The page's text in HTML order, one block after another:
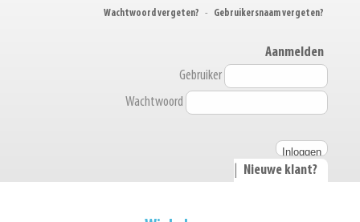
Wachtwoord vergeten? - Gebruikersnaam vergeten?
Aanmelden
Gebruiker
Wachtwoord
Nieuwe klant?